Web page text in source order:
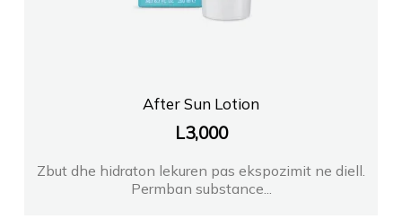
After Sun Lotion
L3,000
Zbut dhe hidraton lekuren pas ekspozimit ne diell.
Permban substance...